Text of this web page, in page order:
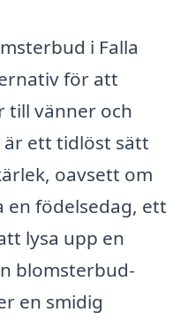
i Falla
för att
till vänner och
ett tidlöst sätt
oavsett om
födelsedag, ett
lysa upp en
blomsterbud-
en smidig